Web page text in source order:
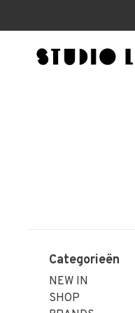
Categorieën
NEW IN
SHOP